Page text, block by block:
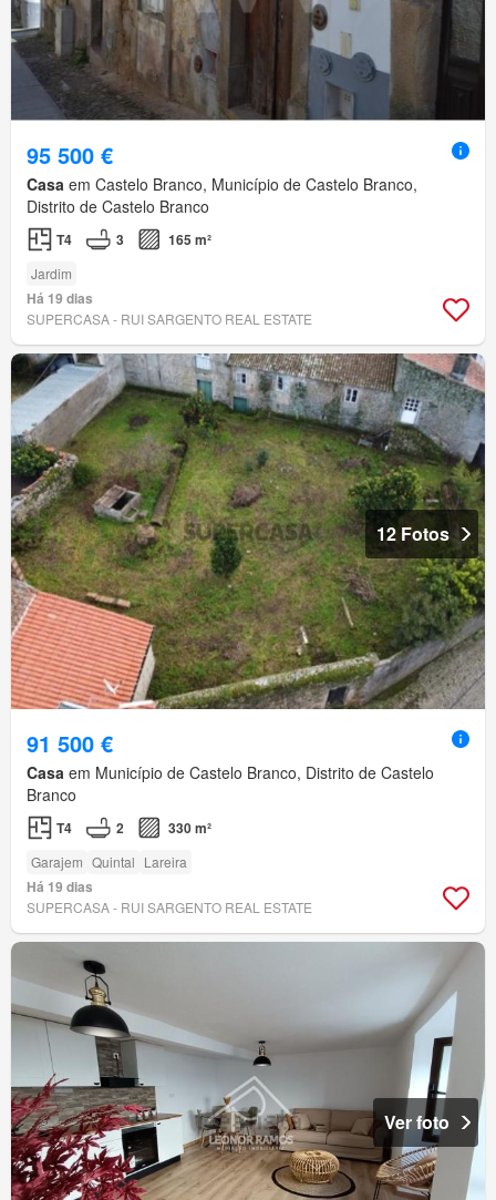
95 500 €
Casa em Castelo Branco, Município de Castelo Branco,
Distrito de Castelo Branco
T4 3 165 m²
Jardim
Há 19 dias
SUPERCASA - RUI SARGENTO REAL ESTATE
12 Fotos
91 500 €
Casa em Município de Castelo Branco, Distrito de Castelo
Branco
T4 2 330 m²
Garajem Quintal Lareira
Há 19 dias
SUPERCASA - RUI SARGENTO REAL ESTATE
Ver foto